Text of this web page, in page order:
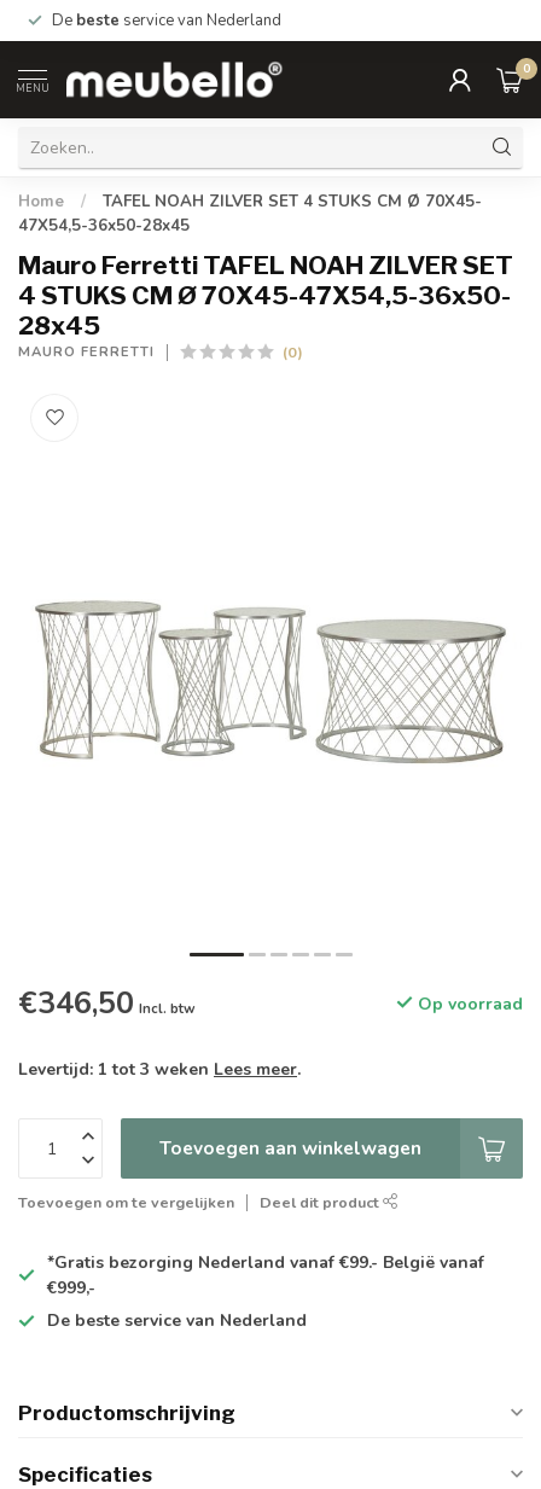
De beste service van Nederland
MENU
0
Home /
TAFEL NOAH ZILVER SET 4 STUKS CM Ø 70X45-
47X54,5-36x50-28x45
Mauro Ferretti TAFEL NOAH ZILVER SET
4 STUKS CM Ø 70X45-47X54,5-36x50-
28x45
MAURO FERRETTI (0)
€346,50 Incl. btw Op voorraad
Levertijd: 1 tot 3 weken Lees meer.
Toevoegen aan winkelwagen
Toevoegen om te vergelijken Deel dit product
*Gratis bezorging Nederland vanaf €99.- België vanaf
€999,-
De beste service van Nederland
Productomschrijving
Specificaties